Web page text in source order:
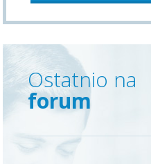
Ostatnio na
forum